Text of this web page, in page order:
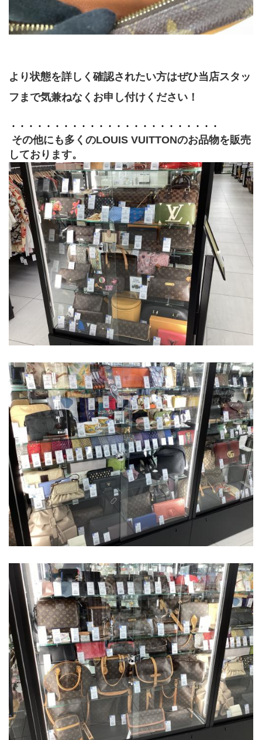
より状態を詳しく確認されたい方はぜひ当店スタッ
フまで気兼ねなくお申し付けください！
・・・・・・・・・・・・・・・・・・・・・・・・
しております。